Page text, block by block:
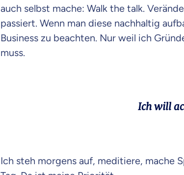
auch selbst mache: Walk the talk.
passiert. Wenn man diese nachhaltig
Business zu beachten. Nur weil ich
muss.
Ich will
Ich steh morgens auf, meditiere, mache